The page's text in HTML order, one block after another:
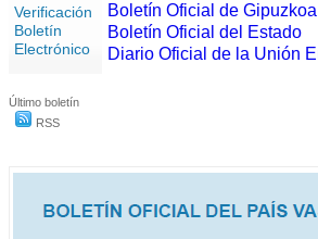
Verificación
Boletín
Electrónico
Último boletín
RSS
Boletín Oficial de Gipuzkoa
Boletín Oficial del Estado
Diario Oficial de la Unión